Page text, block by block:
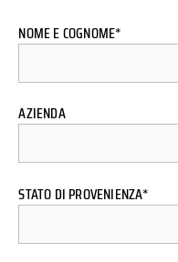
NOME E COGNOME*
AZIENDA
STATO DI PROVENIENZA*